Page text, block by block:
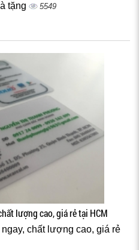
tặng 5549
lượng cao, giá rẻ tại HCM
chất lượng cao, giá rẻ